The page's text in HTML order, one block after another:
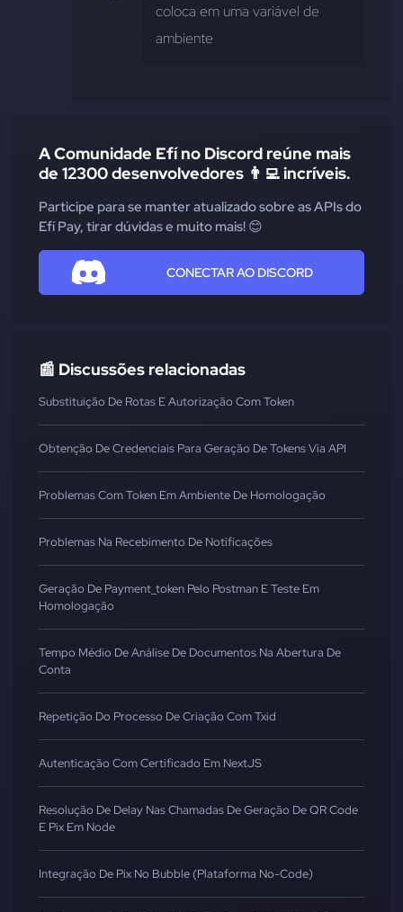
coloca em uma variável de
ambiente
A Comunidade Efí no Discord reúne mais
de 12300 desenvolvedores 👨‍💻 incríveis.
Participe para se manter atualizado sobre as APIs do
Efí Pay, tirar dúvidas e muito mais! 😊
CONECTAR AO DISCORD
📰 Discussões relacionadas
Substituição De Rotas E Autorização Com Token
Obtenção De Credenciais Para Geração De Tokens Via API
Problemas Com Token Em Ambiente De Homologação
Problemas Na Recebimento De Notificações
Geração De Payment_token Pelo Postman E Teste Em
Homologação
Tempo Médio De Análise De Documentos Na Abertura De
Conta
Repetição Do Processo De Criação Com Txid
Autenticação Com Certificado Em NextJS
Resolução De Delay Nas Chamadas De Geração De QR Code
E Pix Em Node
Integração De Pix No Bubble (Plataforma No-Code)